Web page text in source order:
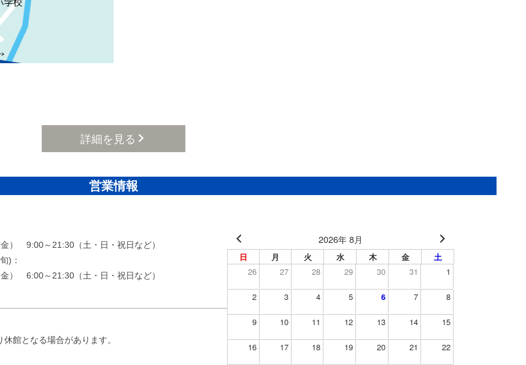
詳細を見る
営業情報
） 9:00～21:30（土・日・祝日など）
)：
～21:30（土・日・祝日など）
館となる場合があります。
2026年 8月
日 月 火 水 木 金
土
26
27 28 29 30 31 1
2 3 4 5 6 7 8
9 10 11 12 13 14 15
16 17 18 19 20 21 22